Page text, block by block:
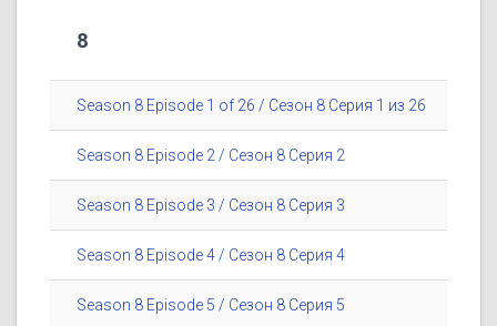
8
Season 8 Episode 1 of 26 / Сезон 8 Серия 1 из 26
Season 8 Episode 2 / Сезон 8 Серия 2
Season 8 Episode 3 / Сезон 8 Серия 3
Season 8 Episode 4 / Сезон 8 Серия 4
Season 8 Episode 5 / Сезон 8 Серия 5